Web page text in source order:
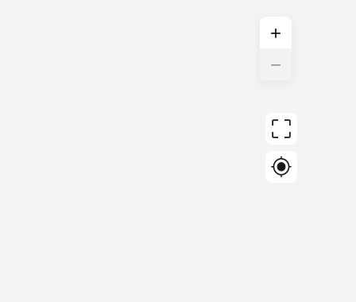
+
−